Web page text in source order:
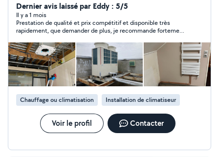
Dernier avis laissé par Eddy : 5/5
Il y a 1 mois
Prestation de qualité et prix compétitif et disponible très
rapidement, que demander de plus, je recommande fortement
Chauffage ou climatisation Installation de climatiseur
Voir le profil Contacter